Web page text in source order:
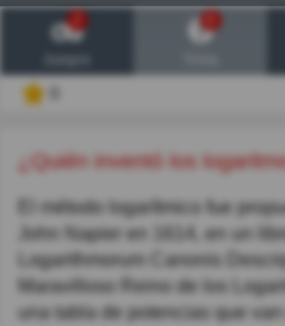
2
¿Quién inventó los
El método logarítmico fue
John Napier en 1614, en un
Logarithmorum Canonis
Maravilloso Reino de los
una tabla de potencias que